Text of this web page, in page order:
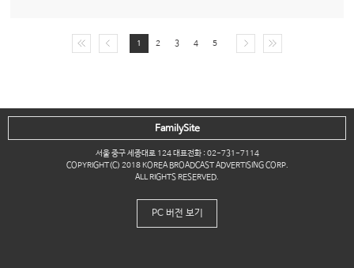
1 2 3 4 5
서울 중구 세종대로 124 대표전화 : 02-731-7114
COPYRIGHT(C) 2018 KOREA BROADCAST ADVERTISING CORP.
ALL RIGHTS RESERVED.
FamilySite
PC 버전 보기